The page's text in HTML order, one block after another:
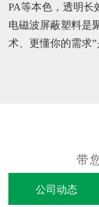
PA等本色，透明长
电磁波屏蔽塑料是
术、更懂你的需求
公司动态